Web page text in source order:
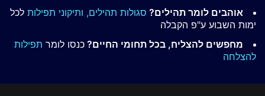
אוהבים לומר תהילים? סגולות תהילים, ותיקוני תפילות לכל
ימות השבוע ע"פ הקבלה
מחפשים להצליח, בכל תחומי החיים? כנסו לומר תפילות
להצלחה